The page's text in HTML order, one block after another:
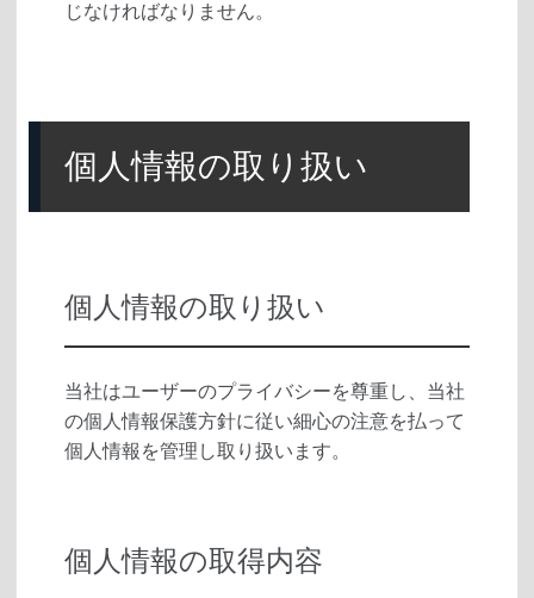
じなければなりません。
個人情報の取り扱い
個人情報の取り扱い
当社はユーザーのプライバシーを尊重し、当社
の個人情報保護方針に従い細心の注意を払って
個人情報を管理し取り扱います。
個人情報の取得内容